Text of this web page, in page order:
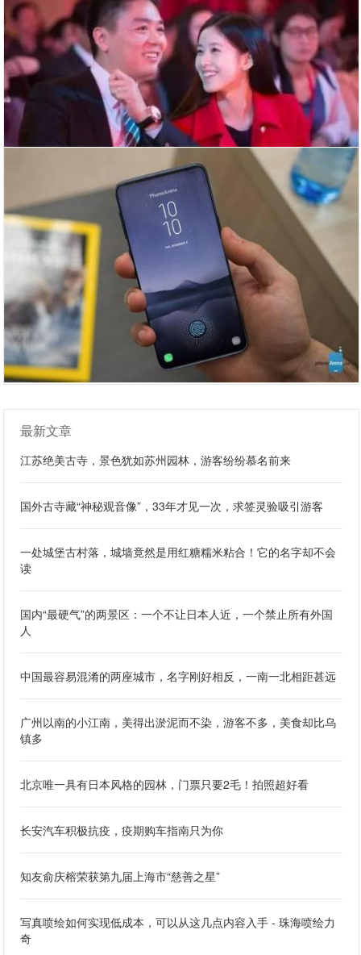
最新文章
江苏绝美古寺，景色犹如苏州园林，游客纷纷慕名前来
国外古寺藏“神秘观音像”，33年才见一次，求签灵验吸引游客
一处城堡古村落，城墙竟然是用红糖糯米粘合！它的名字却不会
读
国内“最硬气”的两景区：一个不让日本人近，一个禁止所有外国
人
中国最容易混淆的两座城市，名字刚好相反，一南一北相距甚远
广州以南的小江南，美得出淤泥而不染，游客不多，美食却比乌
镇多
北京唯一具有日本风格的园林，门票只要2毛！拍照超好看
长安汽车积极抗疫，疫期购车指南只为你
知友俞庆榕荣获第九届上海市“慈善之星”
写真喷绘如何实现低成本，可以从这几点内容入手 - 珠海喷绘力
奇